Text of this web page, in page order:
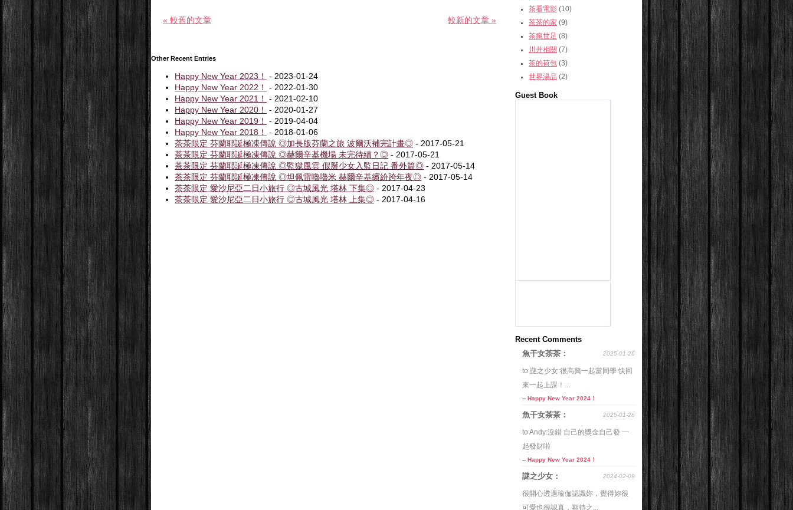
較新的文章 »
« 較舊的文章
Other Recent Entries
Happy New Year 2023！
- 2023-01-24
Happy New Year 2022！
- 2022-01-30
Happy New Year 2021！
- 2021-02-10
Happy New Year 2020！
- 2020-01-27
Happy New Year 2019！
- 2019-04-04
Happy New Year 2018！
- 2018-01-06
茶茶限定 芬蘭耶誕極凍傳說 ◎加長版芬蘭之旅 波爾沃補完計畫◎ - 2017-05-21
茶茶限定 芬蘭耶誕極凍傳說 ◎赫爾辛基機場 未完待續？◎ - 2017-05-21
茶茶限定 芬蘭耶誕極凍傳說 ◎監獄風雲 假掰少女入監日記 番外篇◎ - 2017-05-14
茶茶限定 芬蘭耶誕極凍傳說 ◎坦佩雷嚕嚕米 赫爾辛基繽紛跨年夜◎ - 2017-05-14
茶茶限定 愛沙尼亞二日小旅行 ◎古城風光 塔林 下集◎ - 2017-04-23
茶茶限定 愛沙尼亞二日小旅行 ◎古城風光 塔林 上集◎ - 2017-04-16
茶看電影 (10)
茶茶的家 (9)
茶瘋世足 (8)
川井相關 (7)
茶的荷包 (3)
世界湯品 (2)
Guest Book
Recent Comments
2025-01-26
魚干女茶茶：
to 謎之少女:很高興一起當同學 快回
來一起上課！...
-- Happy New Year 2024！
2025-01-26
魚干女茶茶：
to Andy:沒錯 自己的獎金自己發 一
起發財啦
-- Happy New Year 2024！
2024-02-09
謎之少女：
很開心透過瑜伽認識妳，覺得妳很
可愛也很認真，期待之...